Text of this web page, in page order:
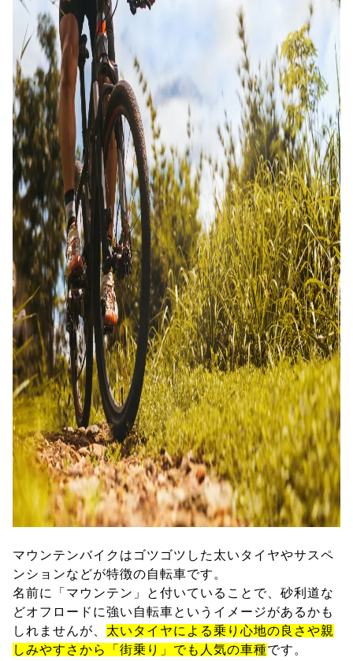
マウンテンバイクはゴツゴツした太いタイヤやサスペ
ンションなどが特徴の自転車です。
名前に「マウンテン」と付いていることで、砂利道な
どオフロードに強い自転車というイメージがあるかも
しれませんが、 太いタイヤによる乗り心地の良さや親
しみやすさから「街乗り」でも人気の車種です。